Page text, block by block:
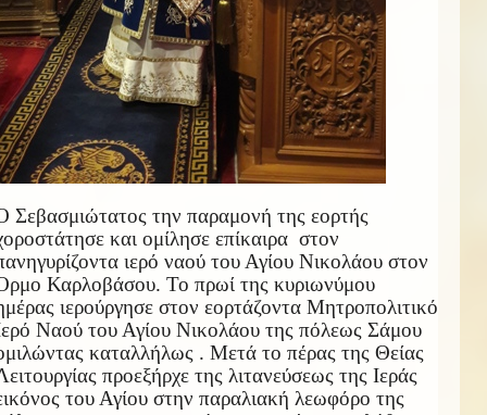
Σεβασμιώτατος την παραμονή της εορτής
και ομίλησε επίκαιρα στον
ιερό ναού του Αγίου Νικολάου στον
Καρλοβάσου. Το πρωί της κυριωνύμου
ιερούργησε στον εορτάζοντα Μητροπολιτικό
Ναού του Αγίου Νικολάου της πόλεως Σάμου
καταλλήλως . Μετά το πέρας της Θείας
προεξήρχε της λιτανεύσεως της Ιεράς
του Αγίου στην παραλιακή λεωφόρο της